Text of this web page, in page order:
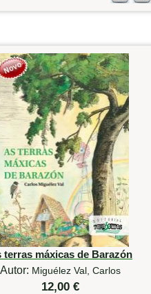
terras máxicas de Barazón
Autor: Miguélez Val, Carlos
12,00 €